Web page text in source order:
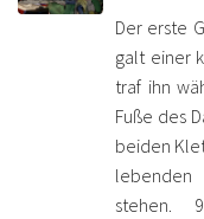
Der erste
galt einer
traf ihn
Fuße des
beiden
lebenden
stehen.